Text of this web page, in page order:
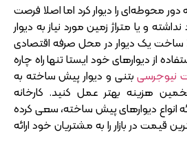
محوطه‌ای را دیوار کرد اما اصلا فرصت
و یا متراژ زمین مورد نیاز به دیوار
ساخت یک دیوار در محل صرفه اقتصادی
از دیوارهای خود ایستا تنها راه چاره
نیوجرسیبتنی و دیوار پیش ساخته به
هزینه بهتر عمل کنید. کارخانه
انواع دیوارهای پیش ساخته، سعی کرده
قیمت در بازار را به مشتریان خود ارائه